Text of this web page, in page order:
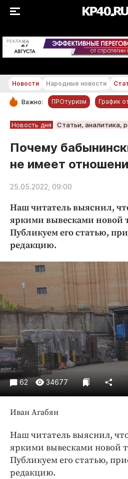
РЕКЛАМА
РУБРИКИ
Обнинск
Новости компаний
Статьи
Народные новости
Благоустройство
Криминал
Культура
Недвижимость и ЖКХ
Образование
Общество
Погода
Праздники
Происшествия
Спорт
Экономика и бизнес
ПРОЕКТЫ
Блоги
Медиаперсона
Интересное чтиво
Клиника года
Новости Народные новости
Важно: ПРОтуризм График
Новость дня Статьи, аналитика,
Почему
не имеет
25.05.2022, 09:00
Наш читатель выяснил,
яркими вывесками новой
Публикуем его статью,
редакцию.
62 34677
Иван Агабян
Наш читатель выяснил,
яркими вывесками новой
Публикуем его статью,
редакцию.